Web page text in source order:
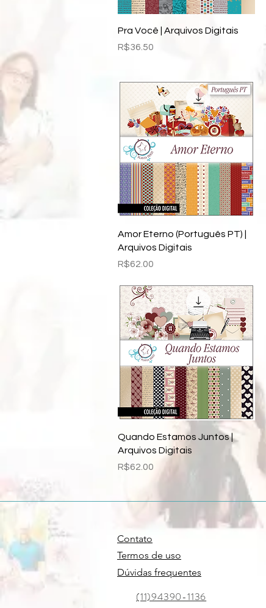
Quick View
Pra Você | Arquivos Digitais
Price
R$36.50
Quick View
Amor Eterno (Português PT) |
Arquivos Digitais
Price
R$62.00
Quick View
Quando Estamos Juntos |
Arquivos Digitais
Price
R$62.00
Contato
Termos de uso
Dúvidas frequentes
(11)94390-1136